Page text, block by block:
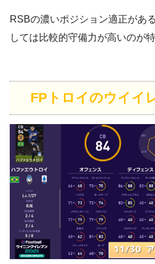
RSBの濃いポジション適正があ
しては比較的守備力が高いのが特
FPトロイのウイイ